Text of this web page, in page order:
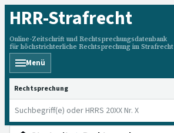
HRR-Strafrecht
Online-Zeitschrift und Rechtsprechungsdatenbank
für höchstrichterliche Rechtsprechung im Strafrecht
Menü
HRRS durchsuchen